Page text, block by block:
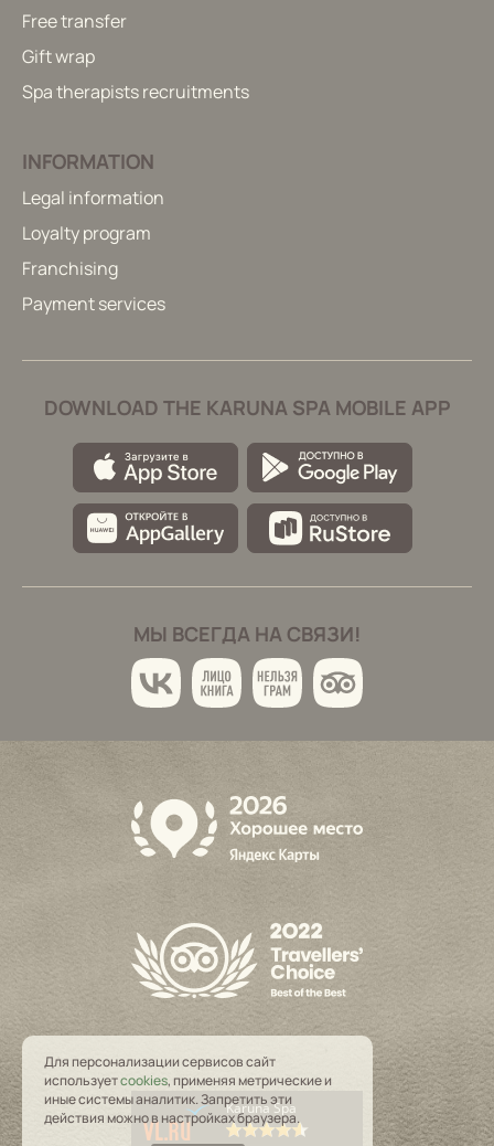
Free transfer
Gift wrap
Spa therapists recruitments
INFORMATION
Legal information
Loyalty program
Franchising
Payment services
DOWNLOAD THE KARUNA SPA MOBILE APP
МЫ ВСЕГДА НА СВЯЗИ!
Karuna Spa
Для персонализации сервисов сайт
используетcookies, применяя метрические и
иные системы аналитик. Запретить эти
действия можно в настройках браузера.